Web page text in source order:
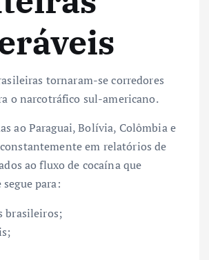
tornaram-se corredores
o narcotráfico sul-americano.
ao Paraguai, Bolívia, Colômbia e
em relatórios de
ao fluxo de cocaína que
para:
brasileiros;